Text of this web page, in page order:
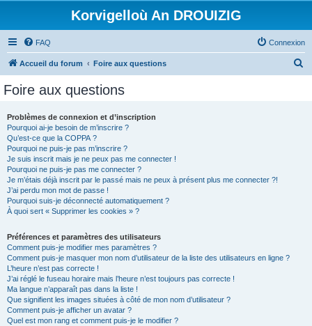
Korvigelloù An DROUIZIG
FAQ Connexion
Accueil du forum Foire aux questions
Foire aux questions
Problèmes de connexion et d’inscription
Pourquoi ai-je besoin de m’inscrire ?
Qu’est-ce que la COPPA ?
Pourquoi ne puis-je pas m’inscrire ?
Je suis inscrit mais je ne peux pas me connecter !
Pourquoi ne puis-je pas me connecter ?
Je m’étais déjà inscrit par le passé mais ne peux à présent plus me connecter ?!
J’ai perdu mon mot de passe !
Pourquoi suis-je déconnecté automatiquement ?
À quoi sert « Supprimer les cookies » ?
Préférences et paramètres des utilisateurs
Comment puis-je modifier mes paramètres ?
Comment puis-je masquer mon nom d’utilisateur de la liste des utilisateurs en ligne ?
L’heure n’est pas correcte !
J’ai réglé le fuseau horaire mais l’heure n’est toujours pas correcte !
Ma langue n’apparaît pas dans la liste !
Que signifient les images situées à côté de mon nom d’utilisateur ?
Comment puis-je afficher un avatar ?
Quel est mon rang et comment puis-je le modifier ?